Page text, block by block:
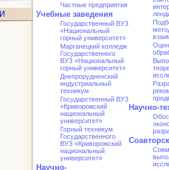
Частные предприятия
Учебные заведения
Государственный ВУЗ
«Национальный
горный университет»
Марганецкий колледж
Государственного
ВУЗ «Национальный
горный университет»
Днепрорудненский
индустриальный
техникум
Государственный ВУЗ
«Криворожский
национальный
университет»
Горный техникум
Государственного
ВУЗ «Криворожский
национальный
университет»
Научно-
Научно-